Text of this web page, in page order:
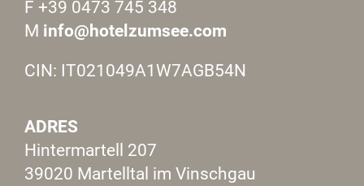
F +39 0473 745 348
M info@hotelzumsee.com
CIN: IT021049A1W7AGB54N
ADRES
Hintermartell 207
39020 Martelltal im Vinschgau